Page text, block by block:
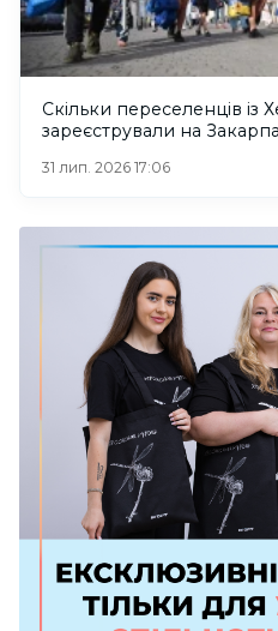
Скільки переселенців із
зареєстрували на
31 лип. 2026 17:06